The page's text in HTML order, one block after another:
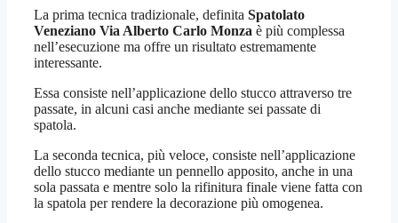
La prima tecnica tradizionale, definita Spatolato
Veneziano Via Alberto Carlo Monza è più complessa
nell’esecuzione ma offre un risultato estremamente
interessante.
Essa consiste nell’applicazione dello stucco attraverso tre
passate, in alcuni casi anche mediante sei passate di
spatola.
La seconda tecnica, più veloce, consiste nell’applicazione
dello stucco mediante un pennello apposito, anche in una
sola passata e mentre solo la rifinitura finale viene fatta con
la spatola per rendere la decorazione più omogenea.